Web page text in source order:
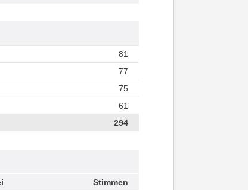
81
77
75
61
294
Stimmen